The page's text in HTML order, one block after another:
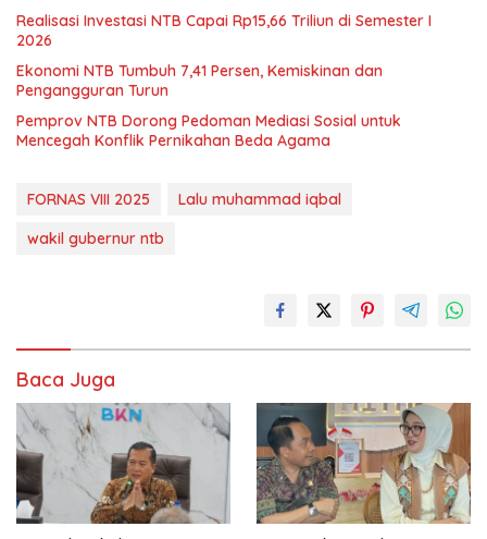
Realisasi Investasi NTB Capai Rp15,66 Triliun di Semester I
2026
Ekonomi NTB Tumbuh 7,41 Persen, Kemiskinan dan
Pengangguran Turun
Pemprov NTB Dorong Pedoman Mediasi Sosial untuk
Mencegah Konflik Pernikahan Beda Agama
FORNAS VIII 2025
Lalu muhammad iqbal
wakil gubernur ntb
Baca Juga